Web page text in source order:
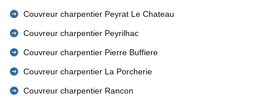
Couvreur charpentier Peyrat Le Chateau
Couvreur charpentier Peyrilhac
Couvreur charpentier Pierre Buffiere
Couvreur charpentier La Porcherie
Couvreur charpentier Rancon